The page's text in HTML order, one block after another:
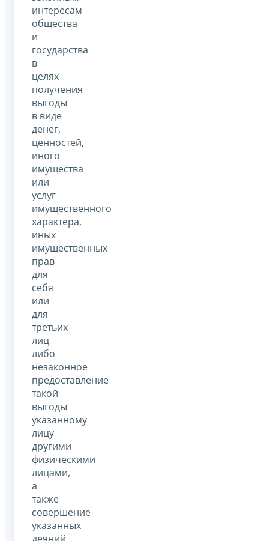
интересам
общества
и
государства
в
целях
получения
выгоды
в виде
денег,
ценностей,
иного
имущества
или
услуг
имущественного
характера,
иных
имущественных
прав
для
себя
или
для
третьих
лиц
либо
незаконное
предоставление
такой
выгоды
указанному
лицу
другими
физическими
лицами,
а
также
совершение
указанных